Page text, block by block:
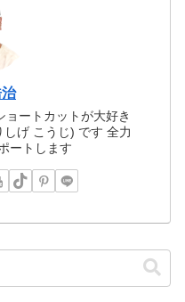
ョートカットが大好き
げ こうじ) です 全力
ートします